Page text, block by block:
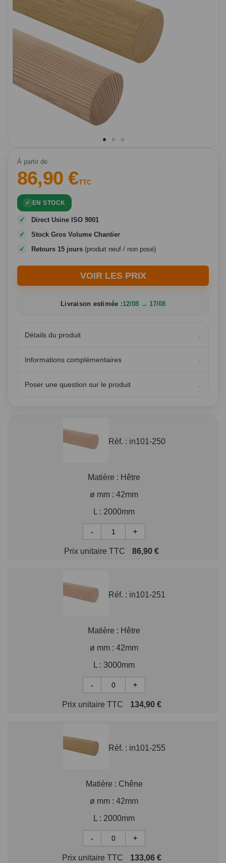
début
Galerie
d’images
À partir de
86,90 €TTC
EN STOCK
Direct Usine ISO 9001
Stock Gros Volume Chantier
Retours 15 jours (produit neuf / non posé)
VOIR LES PRIX
Livraison estimée :12/08 → 17/08
Détails du produit
Informations complémentaires
Poser une question sur le produit
Réf. : in101-250
Matière : Hêtre
ø mm : 42mm
L : 2000mm
- +
Prix unitaire TTC 86,90 €
Réf. : in101-251
Matière : Hêtre
ø mm : 42mm
L : 3000mm
- +
Prix unitaire TTC 134,90 €
Réf. : in101-255
Matière : Chêne
ø mm : 42mm
L : 2000mm
- +
Prix unitaire TTC 133,06 €